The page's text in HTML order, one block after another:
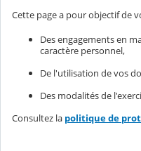
Cette page a pour objectif de
Des engagements en
caractère personnel,
De l'utilisation de vos
Des modalités de
Consultez la politique de